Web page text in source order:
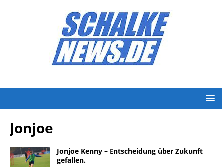
Jonjoe
Jonjoe Kenny – Entscheidung über Zukunft
gefallen.